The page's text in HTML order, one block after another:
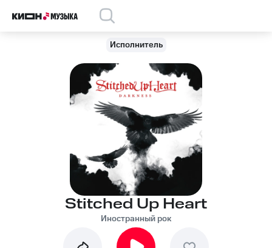
Исполнитель
Stitched Up Heart
Иностранный рок